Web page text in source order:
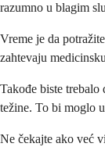
razumno u blagim
Vreme je da
zahtevaju
Takođe biste trebalo
težine. To bi moglo
Ne čekajte ako već